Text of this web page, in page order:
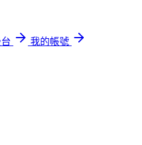
我的帳號